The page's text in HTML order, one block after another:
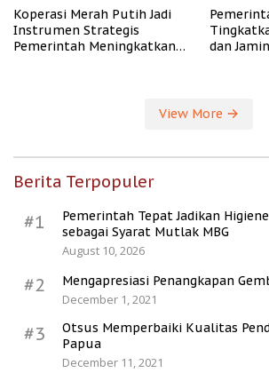
Koperasi Merah Putih Jadi
Instrumen Strategis
Pemerintah Meningkatkan
dan
View More
Berita Terpopuler
#1
Pemerintah Tepat Jadikan
sebagai Syarat Mutlak MBG
August 10, 2026
#2
Mengapresiasi Penangkapan
December 1, 2021
#3
Otsus Memperbaiki Kualitas
Papua
December 11, 2021